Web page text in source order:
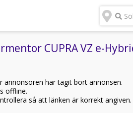
CUPRA VZ e-
annonsören har tagit bort annonsen.
offline.
så att länken är korrekt